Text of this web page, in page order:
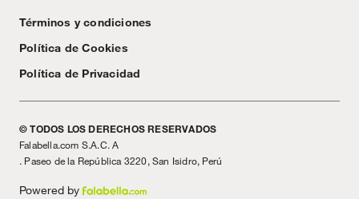
Textos Legales
Términos y condiciones
Política de Cookies
Política de Privacidad
© TODOS LOS DERECHOS RESERVADOS
Falabella.com S.A.C. A
. Paseo de la República 3220, San Isidro, Perú
Powered by